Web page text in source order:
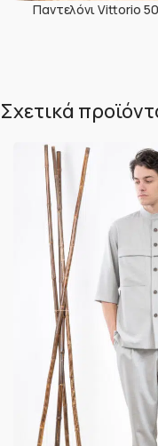
Παντελόνι Vittorio
Σχετικά